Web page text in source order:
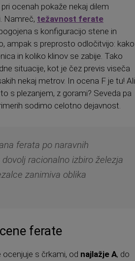
ocenah pokaže nekaj dilem
Namreč, težavnost ferate
s konfiguracijo stene in
ampak s preprosto odločitvijo: kako
in koliko klinov se zabije. Tako
situacije, kot je čez previs viseča
nekaj metrov. In ocena F je tu! Ali
s plezanjem, z gorami? Seveda pa
sodimo celotno dejavnost.
ferata po naravnih
racionalno izbiro železja
zanimiva oblika
ferate
ocenjuje s črkami, od najlažje A, do